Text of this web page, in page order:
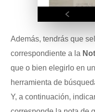
Además, tendrás que
correspondiente a la
que o bien elegirlo en
herramienta de
Y, a continuación,